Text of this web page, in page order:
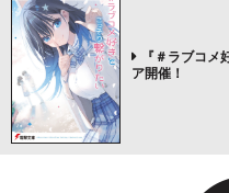
『＃ラブコ
ア開催！